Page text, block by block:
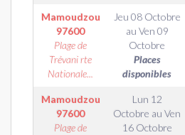
Mamoudzou
97600
Plage de
Trévani rte
Nationale...
Jeu 08 Octobre
au Ven 09
Octobre
Places
disponibles
Mamoudzou
97600
Plage de
Lun 12
Octobre au Ven
16 Octobre